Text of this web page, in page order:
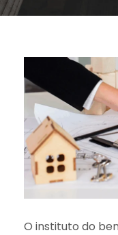
O instituto do